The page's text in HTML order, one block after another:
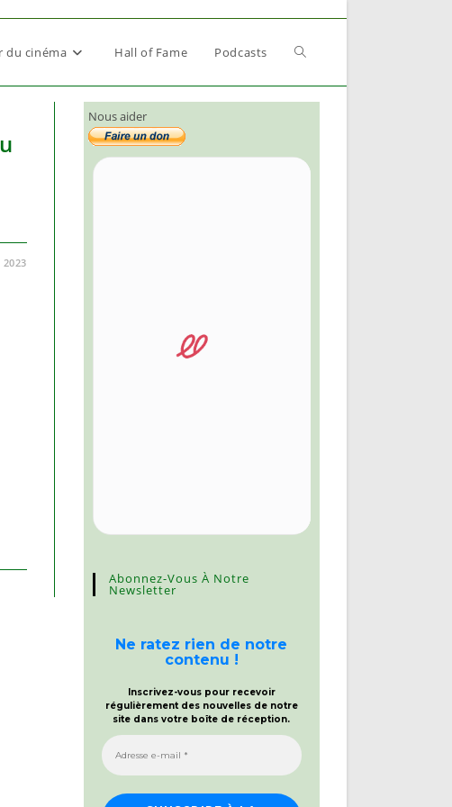
du cinéma Hall of Fame Podcasts Toggle
2023
Nous aider
Abonnez-Vous À Notre
Newsletter
Ne ratez rien de notre
contenu !
Inscrivez-vous pour recevoir
régulièrement des nouvelles de notre
site dans votre boîte de réception.